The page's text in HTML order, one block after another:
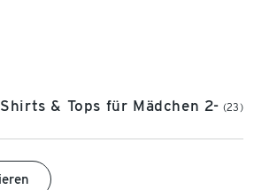
& Tops für Mädchen 2- (23)